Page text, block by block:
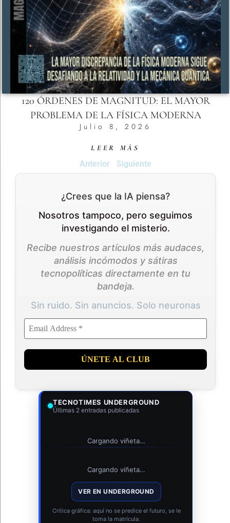
120 ÓRDENES DE MAGNITUD: EL MAYOR
PROBLEMA DE LA FÍSICA MODERNA
Julio 8, 2026
LEER MÁS
Anterior Siguiente
¿Crees que la IA piensa?
Nosotros tampoco, pero seguimos
investigando el misterio.
Recibe nuestros artículos más audaces,
análisis incómodos y sátiras
tecnopolíticas directamente en tu
bandeja.
Sin ruido. Sin anuncios. Solo neuronas
TECNOTIMES UNDERGROUND
Últimas 2 entradas publicadas
Cargando viñeta…
Cargando viñeta…
VER EN UNDERGROUND
Crítica gráfica: aquí no se predice el futuro, se le
toma la matrícula.